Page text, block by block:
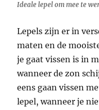
Ideale lepel om mee te
Lepels zijn er in
maten en de
je gaat vissen is in
wanneer de zon
eens gaan vissen
lepel, wanneer je